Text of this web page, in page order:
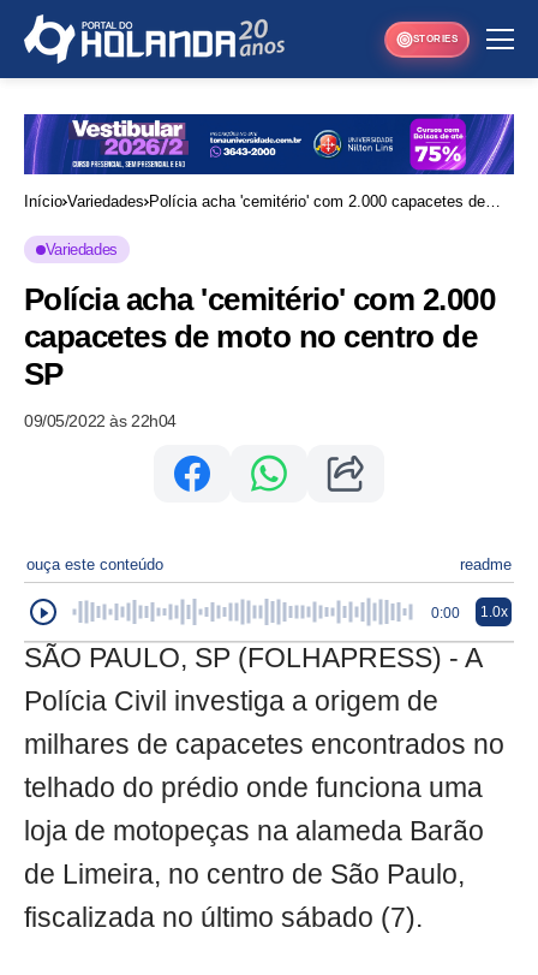
STORIES
Início Variedades Polícia acha 'cemitério' com 2.000 capacetes de
Variedades
Polícia acha 'cemitério' com 2.000
capacetes de moto no centro de
SP
09/05/2022 às 22h04
ouça este conteúdo readme
0:00 1.0x
SÃO PAULO, SP (FOLHAPRESS) - A
Polícia Civil investiga a origem de
milhares de capacetes encontrados no
telhado do prédio onde funciona uma
loja de motopeças na alameda Barão
de Limeira, no centro de São Paulo,
fiscalizada no último sábado (7).